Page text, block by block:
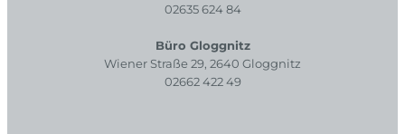
02635 624 84
Büro Gloggnitz
Wiener Straße 29, 2640 Gloggnitz
02662 422 49